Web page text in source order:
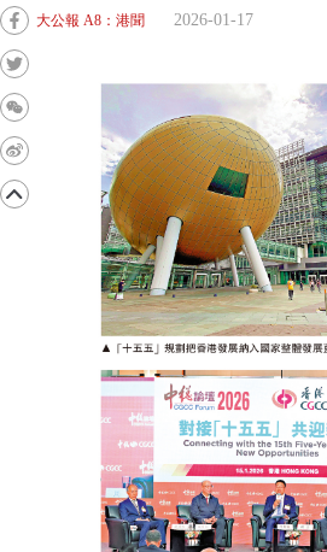
大公報 A8：港聞 2026-01-17